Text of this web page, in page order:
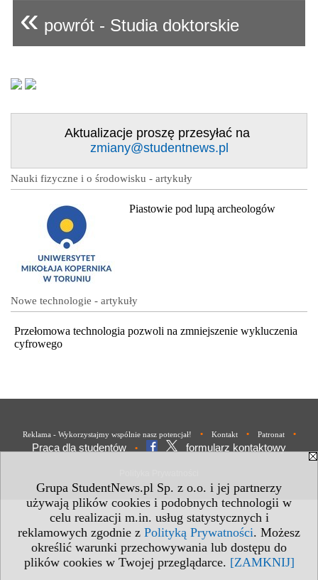
Grupa StudentNews.pl Sp. z o.o. i jej partnerzy
używają plików cookies i podobnych technologii w
celu realizacji m.in. usług statystycznych i
reklamowych zgodnie z Polityką Prywatności. Możesz
określić warunki przechowywania lub dostępu do
plików cookies w Twojej przeglądarce. [ZAMKNIJ]
« powrót - Studia doktorskie
Aktualizacje proszę przesyłać na
zmiany@studentnews.pl
Nauki fizyczne i o środowisku - artykuły
Piastowie pod lupą archeologów
Nowe technologie - artykuły
Przełomowa technologia pozwoli na zmniejszenie wykluczenia
cyfrowego
Reklama - Wykorzystajmy wspólnie nasz potencjał! • Kontakt • Patronat •
Praca dla studentów • formularz kontaktowy